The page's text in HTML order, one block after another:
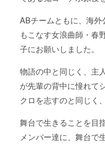
ABチームともに、海外
もこなす女浪曲師・春
子にお願いしました。
物語の中と同じく、主
が先輩の背中に憧れて
クロを志すのと同じく、
舞台で生きることを目
メンバー達に、舞台で